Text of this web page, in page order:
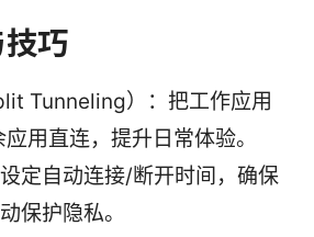
巧
Tunneling）：把工作应用
用直连，提升日常体验。
定自动连接/断开时间，确保
保护隐私。